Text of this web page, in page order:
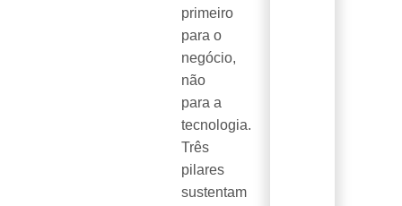
primeiro
para o
negócio,
não
para a
tecnologia.
Três
pilares
sustentam